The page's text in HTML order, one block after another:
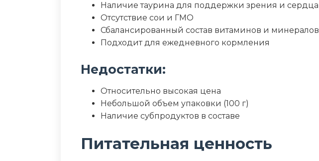
Наличие таурина для поддержки зрения и сердца
Отсутствие сои и ГМО
Сбалансированный состав витаминов и минералов
Подходит для ежедневного кормления
Недостатки:
Относительно высокая цена
Небольшой объем упаковки (100 г)
Наличие субпродуктов в составе
Питательная ценность